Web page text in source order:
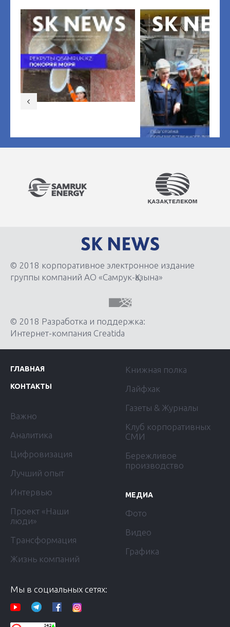
© 2018 корпоративное электронное издание
группы компаний АО «Самрук-Қазына»
© 2018 Разработка и поддержка:
Интернет-компания Creatida
ГЛАВНАЯ
КОНТАКТЫ
Важно
Аналитика
Цифровизация
Лучший опыт
Интервью
Проект «Наши
люди»
Трансформация
Жизнь компаний
Книжная полка
Лайфхак
Газеты & Журналы
Клуб корпоративных
СМИ
Бережливое
производство
МЕДИА
Фото
Видео
Графика
Мы в социальных сетях: